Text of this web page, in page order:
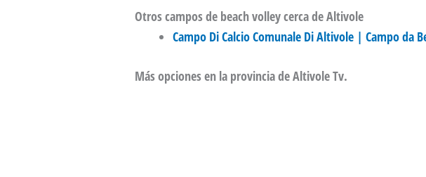
Otros campos de beach volley cerca de Altivole
Campo Di Calcio Comunale Di Altivole | Campo da
Más opciones en la provincia de Altivole Tv.